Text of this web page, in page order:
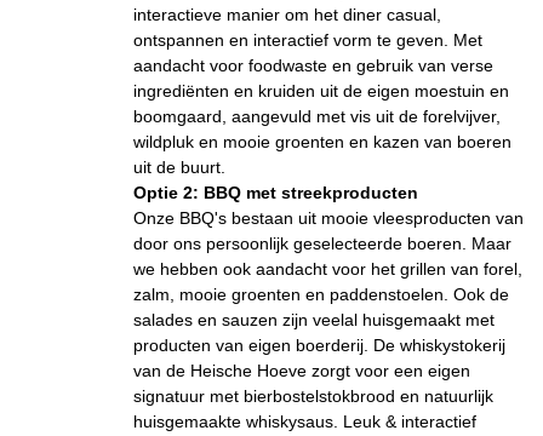
interactieve manier om het diner casual,
ontspannen en interactief vorm te geven. Met
aandacht voor foodwaste en gebruik van verse
ingrediënten en kruiden uit de eigen moestuin en
boomgaard, aangevuld met vis uit de forelvijver,
wildpluk en mooie groenten en kazen van boeren
uit de buurt.
Optie 2: BBQ met streekproducten
Onze BBQ's bestaan uit mooie vleesproducten van
door ons persoonlijk geselecteerde boeren. Maar
we hebben ook aandacht voor het grillen van forel,
zalm, mooie groenten en paddenstoelen. Ook de
salades en sauzen zijn veelal huisgemaakt met
producten van eigen boerderij. De whiskystokerij
van de Heische Hoeve zorgt voor een eigen
signatuur met bierbostelstokbrood en natuurlijk
huisgemaakte whiskysaus. Leuk & interactief